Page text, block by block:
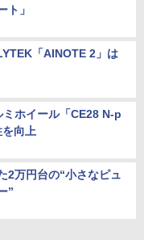
ト」
「AINOTE 2」は
ホイール「CE28 N-p
向上
2万円台の“小さなピュ
”